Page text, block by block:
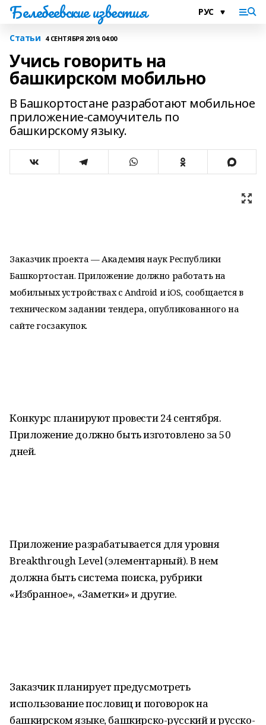
Белебеевские известия
Статьи 4 СЕНТЯБРЯ 2019, 04:00
Учись говорить на
башкирском мобильно
В Башкортостане разработают мобильное
приложение-самоучитель по
башкирскому языку.
Заказчик проекта — Академия наук Республики
Башкортостан. Приложение должно работать на
мобильных устройствах с Android и iOS, сообщается в
техническом задании тендера, опубликованного на
сайте госзакупок.
Конкурс планируют провести 24 сентября.
Приложение должно быть изготовлено за 50
дней.
Приложение разрабатывается для уровня
Breakthrough Level (элементарный). В нем
должна быть система поиска, рубрики
«Избранное», «Заметки» и другие.
Заказчик планирует предусмотреть
использование пословиц и поговорок на
башкирском языке, башкирско-русский и русско-